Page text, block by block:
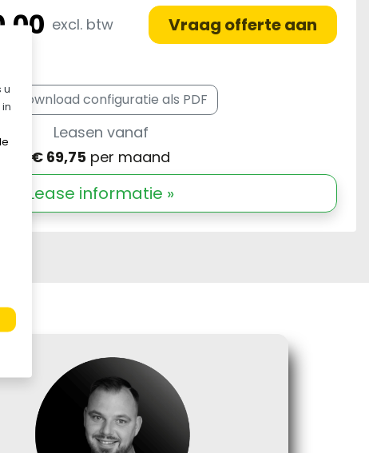
excl. btw
Vraag offerte aan
Download configuratie als PDF
Leasen vanaf
€ 69,75 per maand
Lease informatie »
u